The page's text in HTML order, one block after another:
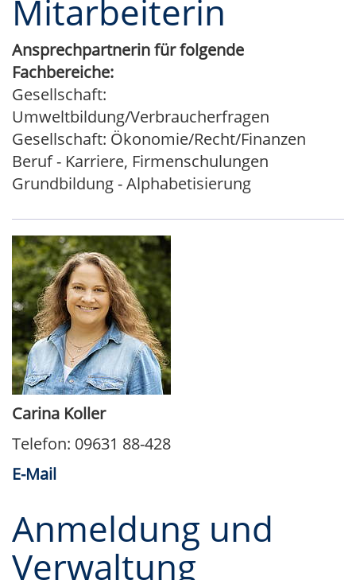
Mitarbeiterin
Ansprechpartnerin für folgende
Fachbereiche:
Gesellschaft:
Umweltbildung/Verbraucherfragen
Gesellschaft: Ökonomie/Recht/Finanzen
Beruf - Karriere, Firmenschulungen
Grundbildung - Alphabetisierung
Carina Koller
Telefon: 09631 88-428
E-Mail
Anmeldung und
Verwaltung